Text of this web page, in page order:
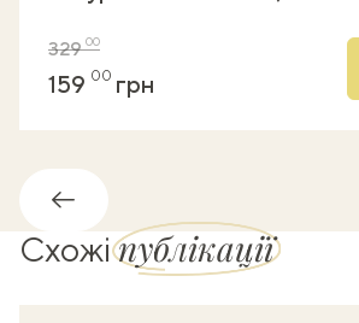
32900
159 00 грн
Назад
Схожіпублікації